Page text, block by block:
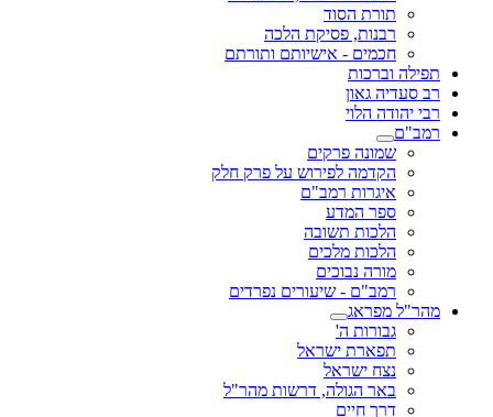
תורת הסוד
רבנות, פסיקת הלכה
חכמים - אישיותם ותורתם
תפילה וברכות
רב סעדיה גאון
רבי יהודה הלוי
רמב"ם
שמונה פרקים
הקדמה לפירוש על פרק חלק
איגרות רמב"ם
ספר המדע
הלכות תשובה
הלכות מלכים
מורה נבוכים
רמב"ם - שיעורים נפרדים
מהר"ל מפראג
גבורות ה'
תפארת ישראל
נצח ישראל
באר הגולה, דרשות מהר"ל
דרך חיים